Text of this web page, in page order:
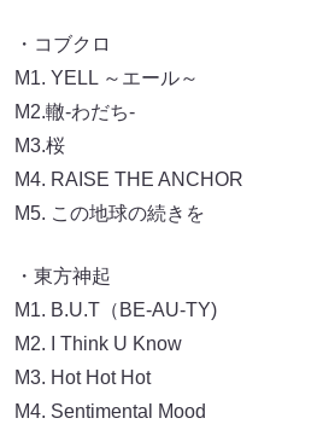
・コブクロ
M1. YELL ～エール～
M2.轍-わだち-
M3.桜
M4. RAISE THE ANCHOR
M5. この地球の続きを
・東方神起
M1. B.U.T（BE-AU-TY)
M2. I Think U Know
M3. Hot Hot Hot
M4. Sentimental Mood